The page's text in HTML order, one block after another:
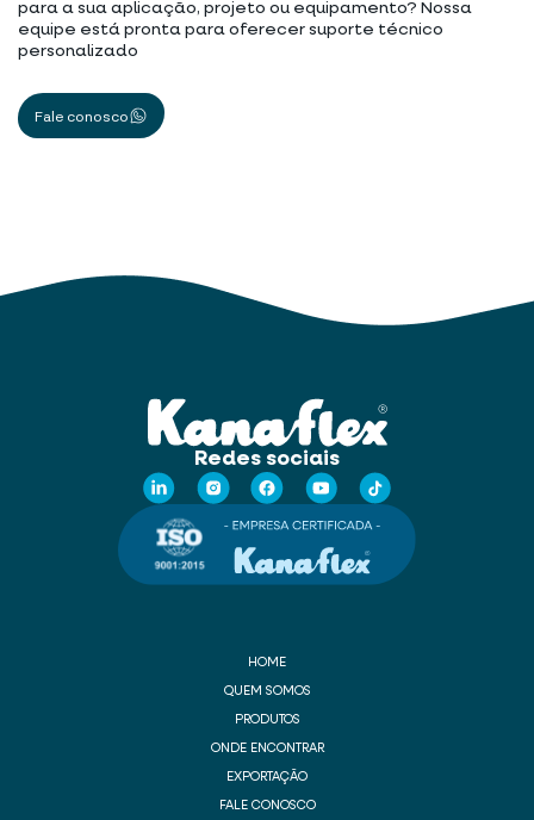
para a sua aplicação, projeto ou equipamento? Nossa
equipe está pronta para oferecer suporte técnico
personalizado
Fale conosco
Redes sociais
HOME
QUEM SOMOS
PRODUTOS
ONDE ENCONTRAR
EXPORTAÇÃO
FALE CONOSCO